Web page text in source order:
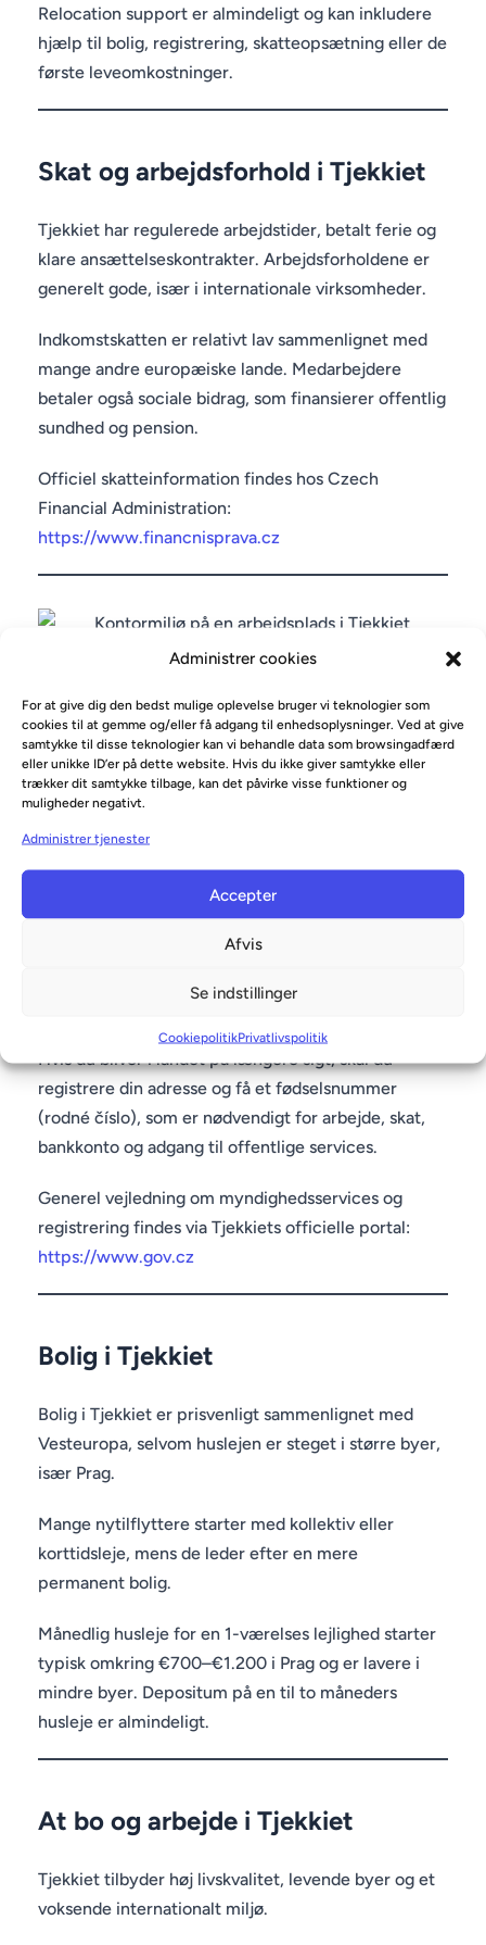
Administrer cookies
For at give dig den bedst mulige oplevelse bruger vi teknologier som
cookies til at gemme og/eller få adgang til enhedsoplysninger. Ved at give
samtykke til disse teknologier kan vi behandle data som browsingadfærd
eller unikke ID’er på dette website. Hvis du ikke giver samtykke eller
trækker dit samtykke tilbage, kan det påvirke visse funktioner og
muligheder negativt.
Administrer tjenester
Accepter
Afvis
Se indstillinger
CookiepolitikPrivatlivspolitik
Relocation support er almindeligt og kan inkludere
hjælp til bolig, registrering, skatteopsætning eller de
første leveomkostninger.
Skat og arbejdsforhold i Tjekkiet
Tjekkiet har regulerede arbejdstider, betalt ferie og
klare ansættelseskontrakter. Arbejdsforholdene er
generelt gode, især i internationale virksomheder.
Indkomstskatten er relativt lav sammenlignet med
mange andre europæiske lande. Medarbejdere
betaler også sociale bidrag, som finansierer offentlig
sundhed og pension.
Officiel skatteinformation findes hos Czech
Financial Administration:
https://www.financnisprava.cz
Flytte til Tjekkiet for arbejde
EU- og EØS-borgere kan bo og arbejde i Tjekkiet
uden arbejdstilladelse. Borgere uden for EU har
typisk brug for opholds- og arbejdstilladelse
afhængigt af nationalitet og jobtilbud.
Officiel information om opholds- og
arbejdstilladelser findes hos Czech Ministry of the
Hvis du bliver i landet på længere sigt, skal du
registrere din adresse og få et fødselsnummer
(rodné číslo), som er nødvendigt for arbejde, skat,
bankkonto og adgang til offentlige services.
Generel vejledning om myndighedsservices og
registrering findes via Tjekkiets officielle portal:
https://www.gov.cz
Bolig i Tjekkiet
Bolig i Tjekkiet er prisvenligt sammenlignet med
Vesteuropa, selvom huslejen er steget i større byer,
især Prag.
Mange nytilflyttere starter med kollektiv eller
korttidsleje, mens de leder efter en mere
permanent bolig.
Månedlig husleje for en 1-værelses lejlighed starter
typisk omkring €700–€1.200 i Prag og er lavere i
mindre byer. Depositum på en til to måneders
husleje er almindeligt.
At bo og arbejde i Tjekkiet
Tjekkiet tilbyder høj livskvalitet, levende byer og et
voksende internationalt miljø.